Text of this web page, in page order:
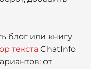
блог или книгу
текста ChatInfo
от